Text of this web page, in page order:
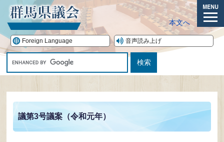
の
先
頭
メ
ニ
本文へ
Foreign Language 音声読み上げ
ス
議第3号議案（令和元年）